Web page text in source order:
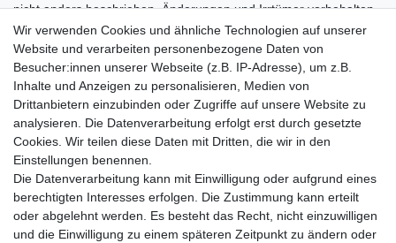
nicht anders beschrieben. Änderungen und Irrtümer vorbehalten.
Abbildungen ähnlich.
© 2011 - 2026 eDampf-Shop // Wir lieben E-Zigaretten und
Dampfen | Alle Rechte vorbehalten.
Besuchen Sie auch unserenSURAO Krisenvorsorge Onlineshop
mit vielen spannenden Artikeln.
Bitte entschuldigen Sie, wenn wir telefonisch wegen hoher
betrieblicher Auslastung nicht erreichbar sein sollten.
Schreiben Sie uns gerne eine E-Mail mit Ihrer Telefonnummer
und der Bitte um Rückruf.
Wir rufen Sie schnellstmöglich zurück.
Wir verwenden Cookies und ähnliche Technologien auf unserer
Website und verarbeiten personenbezogene Daten von
Besucher:innen unserer Webseite (z.B. IP-Adresse), um z.B.
Inhalte und Anzeigen zu personalisieren, Medien von
Drittanbietern einzubinden oder Zugriffe auf unsere Website zu
analysieren. Die Datenverarbeitung erfolgt erst durch gesetzte
Cookies. Wir teilen diese Daten mit Dritten, die wir in den
Einstellungen benennen.
Die Datenverarbeitung kann mit Einwilligung oder aufgrund eines
berechtigten Interesses erfolgen. Die Zustimmung kann erteilt
oder abgelehnt werden. Es besteht das Recht, nicht einzuwilligen
und die Einwilligung zu einem späteren Zeitpunkt zu ändern oder